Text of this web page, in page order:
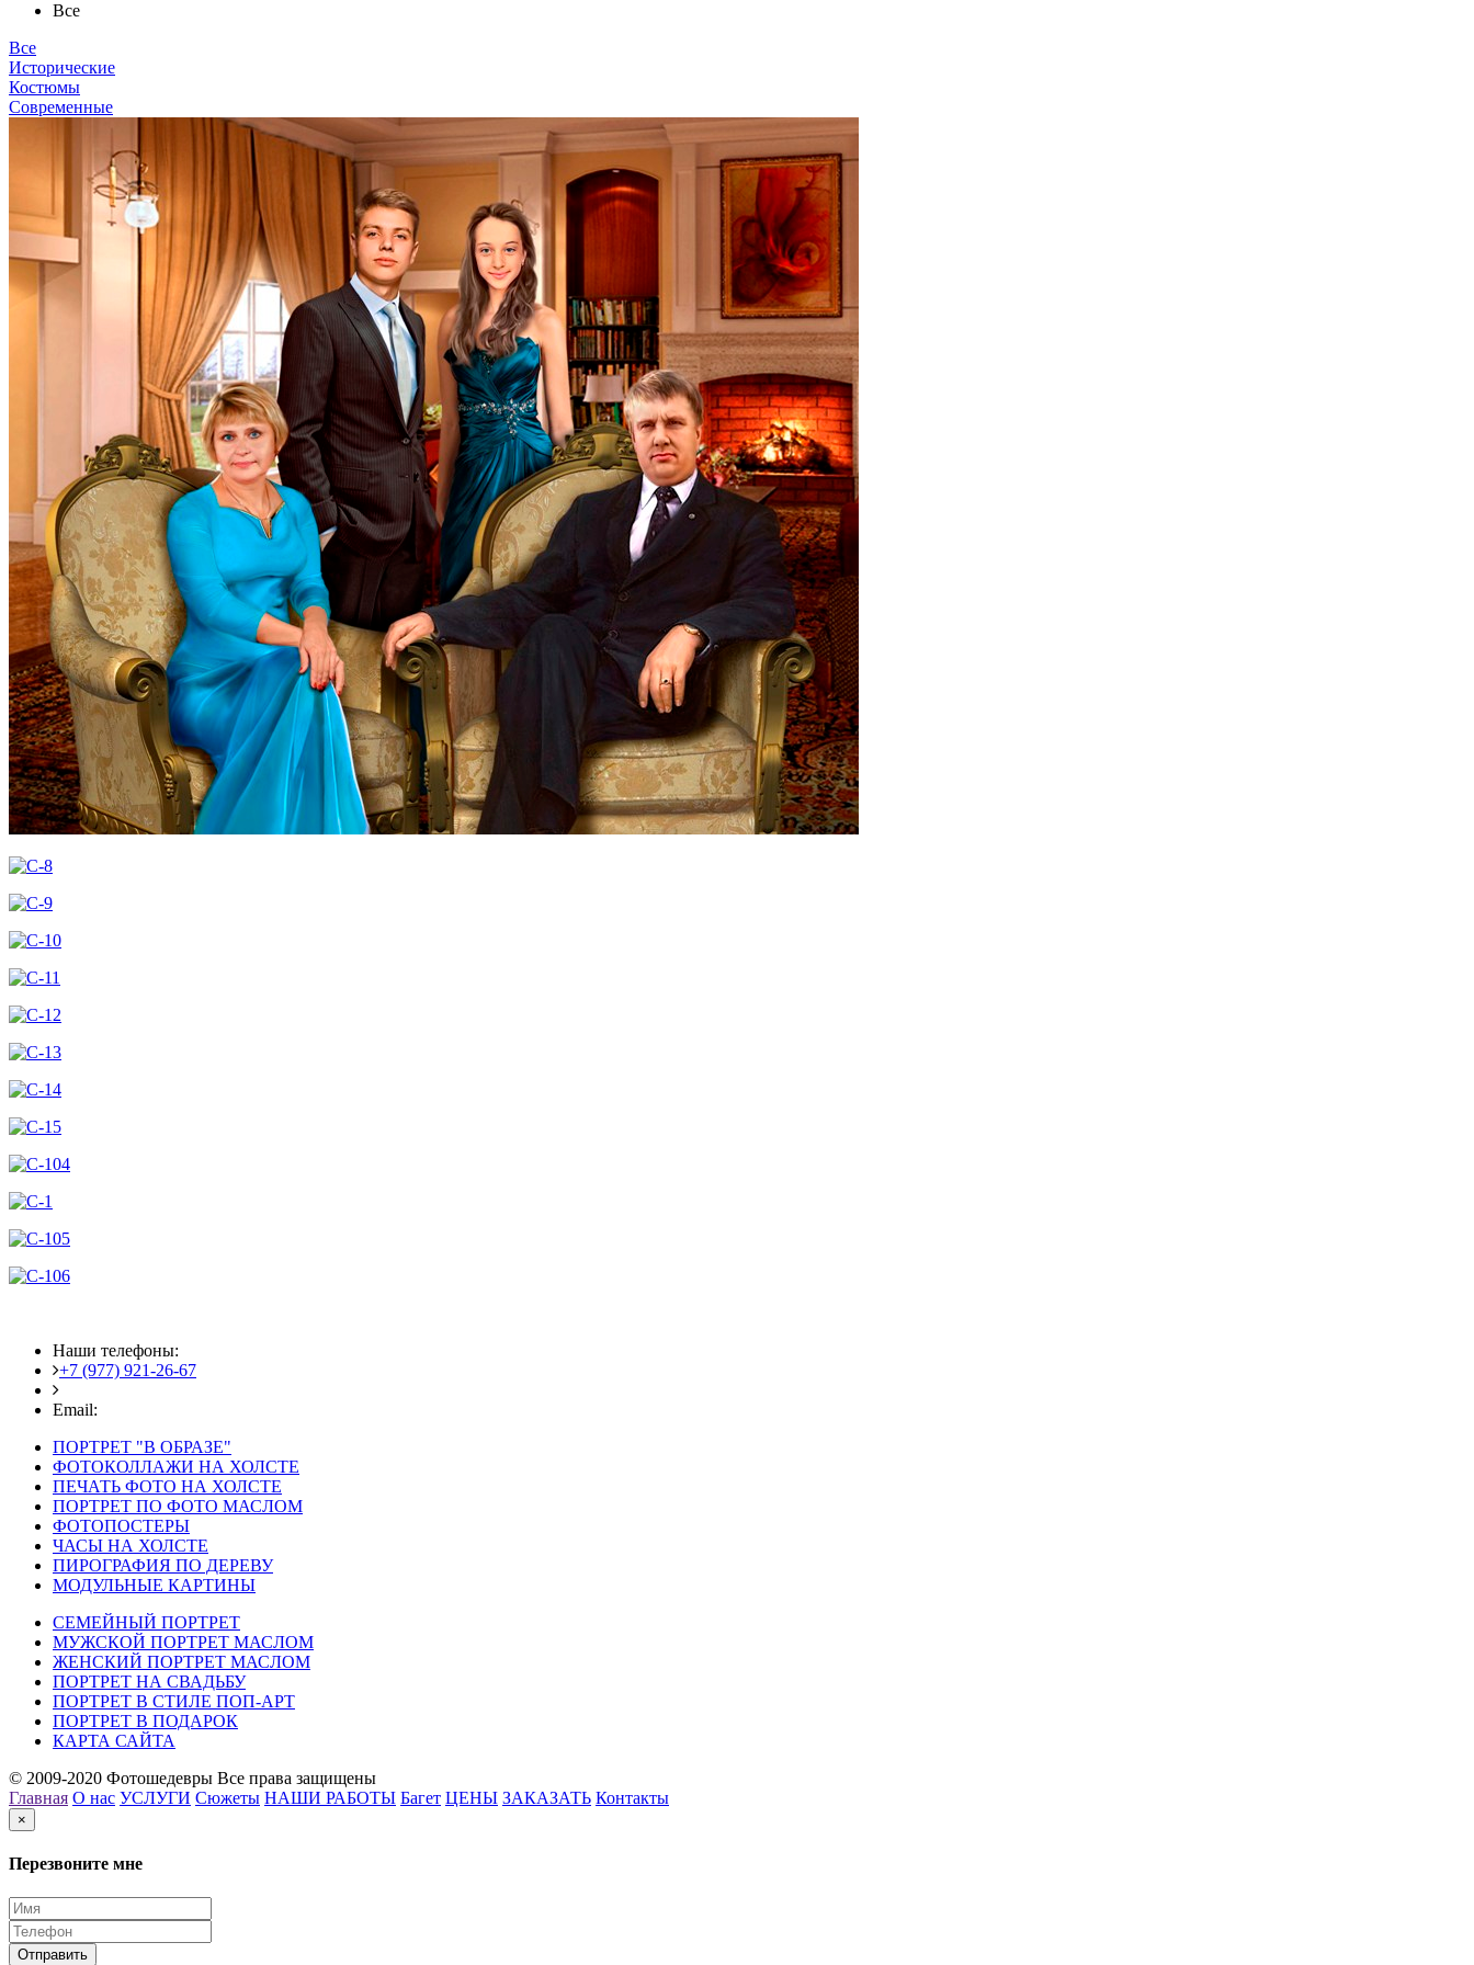
Все
Все
Исторические
Костюмы
Современные
Наши телефоны:
+7 (977) 921-26-67
Email:
ПОРТРЕТ "В ОБРАЗЕ"
ФОТОКОЛЛАЖИ НА ХОЛСТЕ
ПЕЧАТЬ ФОТО НА ХОЛСТЕ
ПОРТРЕТ ПО ФОТО МАСЛОМ
ФОТОПОСТЕРЫ
ЧАСЫ НА ХОЛСТЕ
ПИРОГРАФИЯ ПО ДЕРЕВУ
МОДУЛЬНЫЕ КАРТИНЫ
СЕМЕЙНЫЙ ПОРТРЕТ
МУЖСКОЙ ПОРТРЕТ МАСЛОМ
ЖЕНСКИЙ ПОРТРЕТ МАСЛОМ
ПОРТРЕТ НА СВАДЬБУ
ПОРТРЕТ В СТИЛЕ ПОП-АРТ
ПОРТРЕТ В ПОДАРОК
КАРТА САЙТА
© 2009-2020 Фотошедевры Все права защищены
Главная О нас УСЛУГИ Сюжеты НАШИ РАБОТЫ Багет ЦЕНЫ ЗАКАЗАТЬ Контакты
×
Перезвоните мне
Отправить